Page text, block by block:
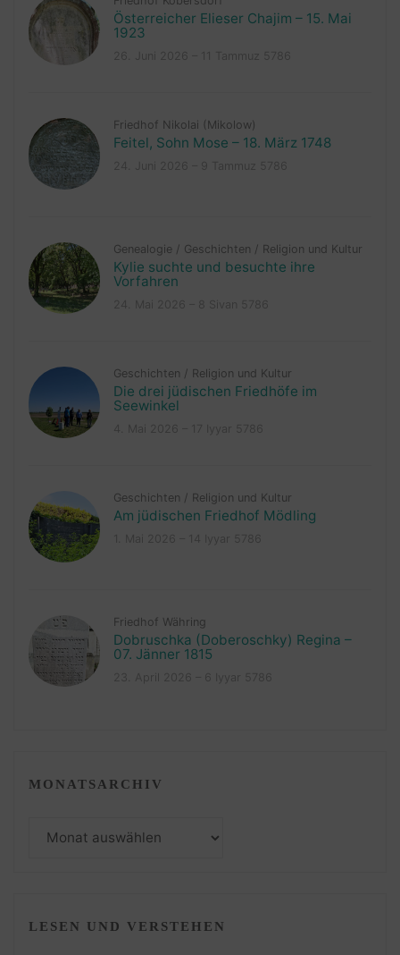
Österreicher Elieser Chajim – 15. Mai
1923
Friedhof Nikolai (Mikolow)
Feitel, Sohn Mose – 18. März 1748
Genealogie / Geschichten / Religion und Kultur
Kylie suchte und besuchte ihre
Vorfahren
Geschichten / Religion und Kultur
Die drei jüdischen Friedhöfe im
Seewinkel
Geschichten / Religion und Kultur
Am jüdischen Friedhof Mödling
Friedhof Währing
Dobruschka (Doberoschky) Regina –
07. Jänner 1815
MONATSARCHIV
LESEN UND VERSTEHEN